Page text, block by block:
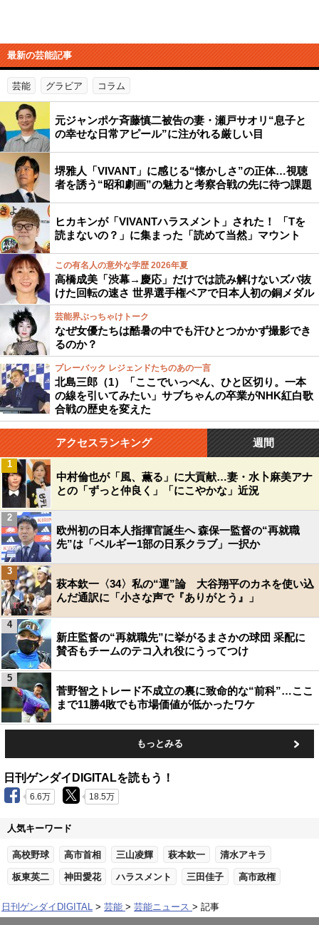
最新の芸能記事
芸能 グラビア コラム
元ジャンポケ斉藤慎二被告の妻・瀬戸サオリ“息子と
の幸せな日常アピール”に注がれる厳しい目
堺雅人「VIVANT」に感じる“懐かしさ”の正体…視聴
者を誘う“昭和劇画”の魅力と考察合戦の先に待つ課題
ヒカキンが「VIVANTハラスメント」された！ 「Tを
読まないの？」に集まった「読めて当然」マウント
この有名人の意外な学歴 2026年夏
高橋成美「渋幕→慶応」だけでは読み解けないズバ抜
けた回転の速さ 世界選手権ペアで日本人初の銅メダル
芸能界ぶっちゃけトーク
なぜ女優たちは酷暑の中でも汗ひとつかかず撮影でき
るのか？
プレーバック レジェンドたちのあの一言
北島三郎（1）「ここでいっぺん、ひと区切り。一本
の線を引いてみたい」サブちゃんの卒業がNHK紅白歌
合戦の歴史を変えた
アクセスランキング 週間
中村倫也が「風、薫る」に大貢献…妻・水卜麻美アナ
との「ずっと仲良く」「にこやかな」近況
1
欧州初の日本人指揮官誕生へ 森保一監督の“再就職
先”は「ベルギー1部の日系クラブ」一択か
2
萩本欽一〈34〉私の“運”論 大谷翔平のカネを使い込
んだ通訳に「小さな声で『ありがとう』」
3
新庄監督の“再就職先”に挙がるまさかの球団 采配に
賛否もチームのテコ入れ役にうってつけ
4
菅野智之トレード不成立の裏に致命的な“前科”…ここ
まで11勝4敗でも市場価値が低かったワケ
5
もっとみる
日刊ゲンダイDIGITALを読もう！
6.6万 18.5万
人気キーワード
高校野球 高市首相 三山凌輝 萩本欽一 清水アキラ
板東英二 神田愛花 ハラスメント 三田佳子 高市政権
日刊ゲンダイDIGITAL 芸能 芸能ニュース 記事